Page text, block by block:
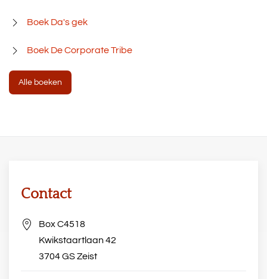
Boek Da's gek
Boek De Corporate Tribe
Alle boeken
Contact
Box C4518
Kwikstaartlaan 42
3704 GS Zeist